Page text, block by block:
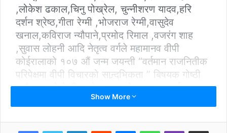
,लोकेश ढकाल,चिनु पोख्रेल, चुन्नीशरण यादव,हरि
दर्शन श्रेष्ठ,गीता रेग्मी ,भोजराज रेग्मी,वासुदेव
खनाल,कविराज न्यौपाने,प्रमोद रिमाल ,वजरंग शाह
,सुवास लोहनी आदि नेतृत्व वर्गले महामानव वीपी
कोईरालाको १०७ औं जन्म जयन्ती “वर्तमान राजनितीक
परिपेक्षमा वीपी विचारको सान्र्दभिकता ” बिषयक गोष्ठी
भदौ २२ गते देखी असोज १५ गते सम्म जुम मार्फत
प्रदेश नं १ देखी प्रदेश नं ७ सम्म भएको बैठक अत्यन्तै
Show More
LinkedInReddit MessengerWhatsAppViber Share via Email